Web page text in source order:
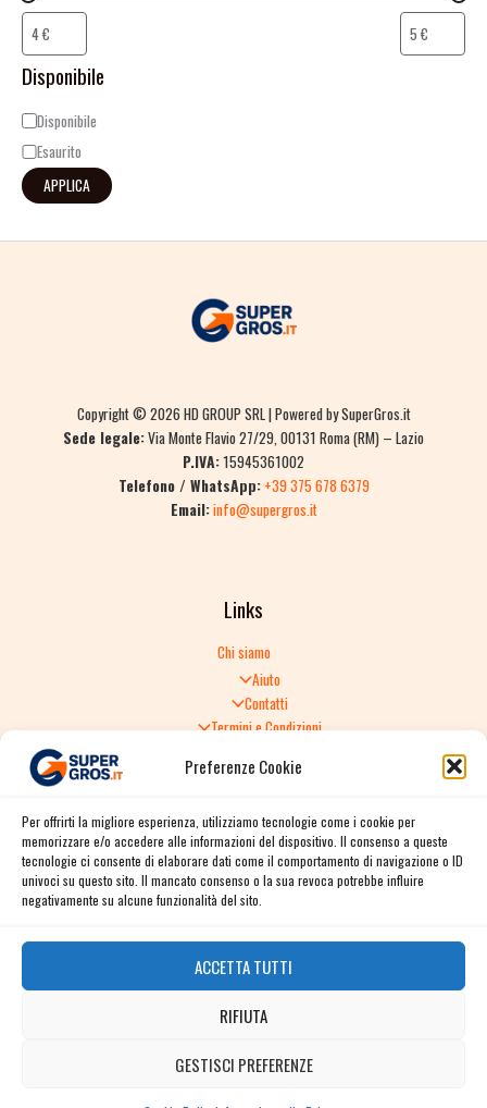
Preferenze Cookie
Per offrirti la migliore esperienza, utilizziamo tecnologie come i cookie per
memorizzare e/o accedere alle informazioni del dispositivo. Il consenso a queste
tecnologie ci consente di elaborare dati come il comportamento di navigazione o ID
univoci su questo sito. Il mancato consenso o la sua revoca potrebbe influire
negativamente su alcune funzionalità del sito.
ACCETTA TUTTI
RIFIUTA
GESTISCI PREFERENZE
Disponibile
Disponibile
Esaurito
APPLICA
Copyright © 2026 HD GROUP SRL | Powered by SuperGros.it
Sede legale:Via Monte Flavio 27/29, 00131 Roma (RM) – Lazio
P.IVA:15945361002
Telefono / WhatsApp: +39 375 678 6379
Email:info@supergros.it
Links
Chi siamo
Aiuto
Contatti
Termini e Condizioni
Politica di Reso
Spedizione e consegna
Informativa sulla Privacy
Cookie Policy
Facebook
Instagram
Twitter / X